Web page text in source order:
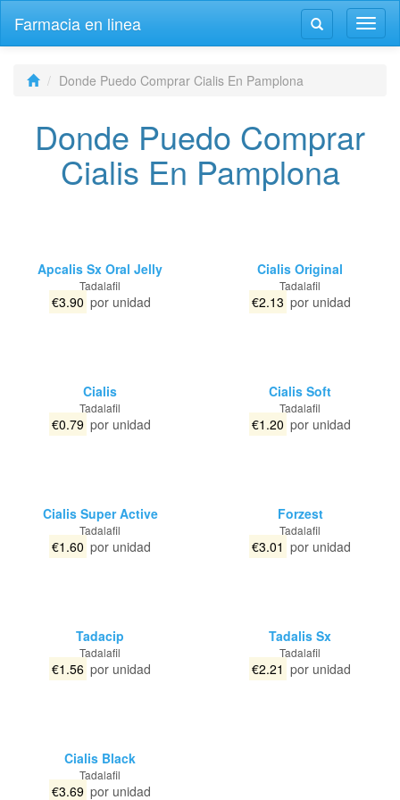
la
Alternar
la
Farmacia en linea
Donde Puedo Comprar Cialis En Pamplona
Donde Puedo Comprar
Cialis En Pamplona
Apcalis Sx Oral Jelly
Tadalafil
€3.90 por unidad
Cialis Original
Tadalafil
€2.13 por unidad
Cialis
Tadalafil
€0.79 por unidad
Cialis Soft
Tadalafil
€1.20 por unidad
Cialis Super Active
Tadalafil
€1.60 por unidad
Forzest
Tadalafil
€3.01 por unidad
Tadacip
Tadalafil
€1.56 por unidad
Tadalis Sx
Tadalafil
€2.21 por unidad
Cialis Black
Tadalafil
€3.69 por unidad